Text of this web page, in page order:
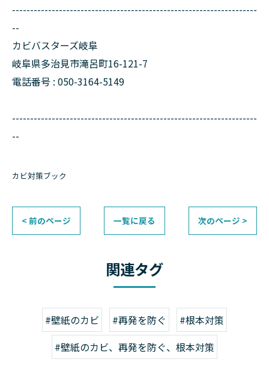
--------------------------------------------------------------------
--
カビバスターズ岐阜
岐阜県多治見市滝呂町16-121-7
電話番号 : 050-3164-5149
--------------------------------------------------------------------
--
カビ対策ブック
< 前のページ 一覧に戻る 次のページ >
関連タグ
#壁紙のカビ #再発を防ぐ
#根本対策
#壁紙のカビ、再発を防ぐ、根本対策